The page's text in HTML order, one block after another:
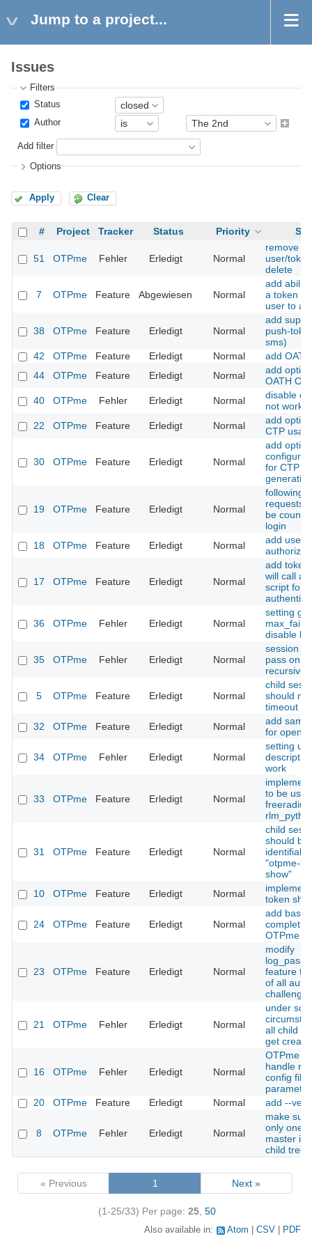
Jump to a project...
Issues
Filters
Status
Author
Add filter
Options
Apply Clear
# Project Tracker Status Priority
51 OTPme Fehler Erledigt Normal
remove
user/
delete
7 OTPme Feature Abgewiesen Normal
add
a token
user to
38 OTPme Feature Erledigt Normal
add
push-
sms)
42
OTPme Feature Erledigt Normal
add
44
OTPme Feature Erledigt Normal
add
OATH
40
OTPme Fehler Erledigt Normal
disable
not work
22
OTPme Feature Erledigt Normal
add
CTP
30 OTPme Feature Erledigt Normal
add
configure
for CTP
generation
19 OTPme Feature Erledigt Normal
following
requests
be
login
18
OTPme Feature Erledigt Normal
add user
17 OTPme Feature Erledigt Normal
add token
will call
script for
36 OTPme Fehler Erledigt Normal
setting
max_fail
disable
35 OTPme Fehler Erledigt Normal
session
pass on
recursive
5 OTPme Feature Erledigt Normal
child
should
timeout
32
OTPme Feature Erledigt Normal
add
for
34 OTPme Fehler Erledigt Normal
setting
work
33 OTPme Feature Erledigt Normal
to be
freeradius
31 OTPme Feature Erledigt Normal
child
should be
"otpme-
show"
10
OTPme Feature Erledigt Normal
token
24 OTPme Feature Erledigt Normal
add bash
OTPme
23 OTPme Feature Erledigt Normal
modify
feature
of all auth
21 OTPme Fehler Erledigt Normal
under
all child
get
16 OTPme Fehler Erledigt Normal
OTPme
handle
config file
20
OTPme Feature Erledigt Normal add --
8 OTPme Fehler Erledigt Normal
make
only one
master in
child tree
« Previous 1 Next »
(1-25/33) Per page: 25 50
Also available in: Atom CSV PDF